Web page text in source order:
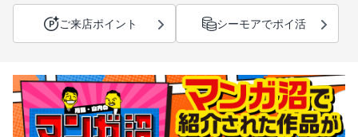
ご来店ポイント シーモアでポイ活